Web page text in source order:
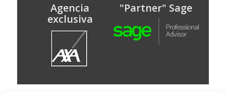
Agencia
exclusiva
"Partner" Sage